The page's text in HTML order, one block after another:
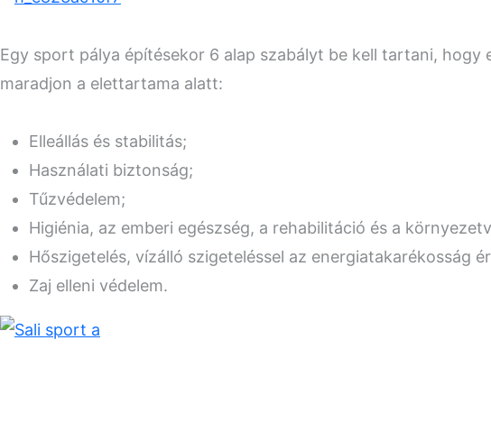
Egy sport pálya építésekor 6 alap szabályt be kell tartani, hogy
maradjon a elettartama alatt:
Elleállás és stabilitás;
Használati biztonság;
Tűzvédelem;
Higiénia, az emberi egészség, a rehabilitáció és a
Hőszigetelés, vízálló szigeteléssel az energiatakarékosság
Zaj elleni védelem.